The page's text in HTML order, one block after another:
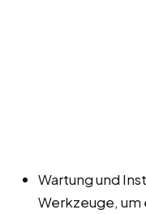
Wartung und
Werkzeuge, um